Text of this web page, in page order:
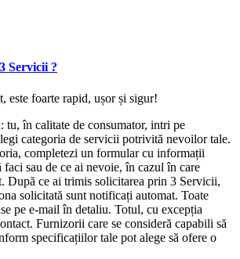
Servicii ?
este foarte rapid, ușor și sigur!
tu, în calitate de consumator, intri pe
categoria de servicii potrivită nevoilor tale.
completezi un formular cu informații
faci sau de ce ai nevoie, în cazul în care
După ce ai trimis solicitarea prin 3 Servicii,
solicitată sunt notificați automat. Toate
pe e-mail în detaliu. Totul, cu excepția
Furnizorii care se consideră capabili să
specificațiilor tale pot alege să ofere o